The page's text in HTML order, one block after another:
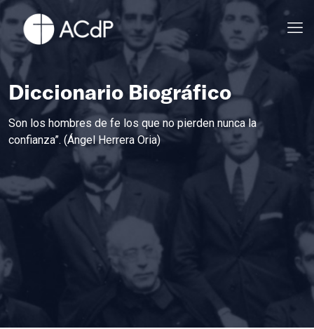
Diccionario Biográfico
Son los hombres de fe los que no pierden nunca la
confianza”. (Ángel Herrera Oria)